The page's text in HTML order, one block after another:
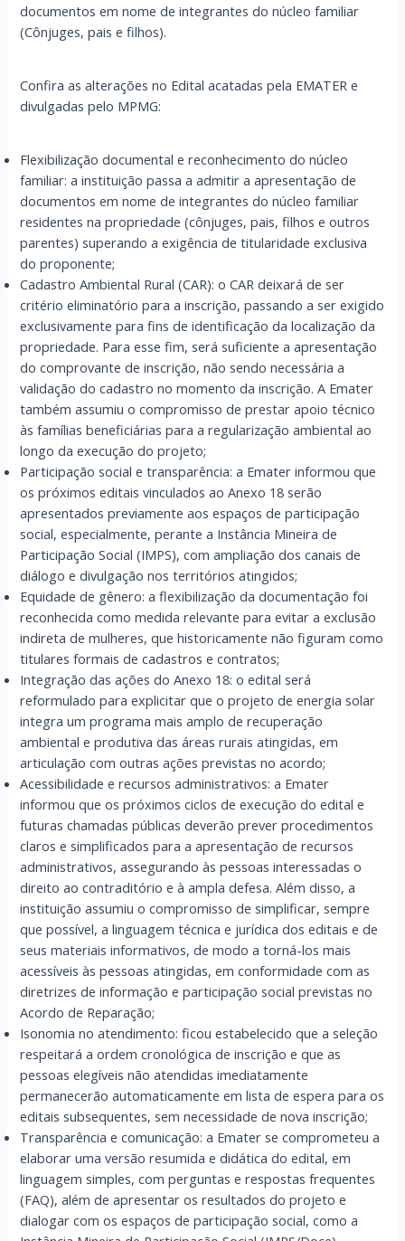
documentos em nome de integrantes do núcleo familiar
(Cônjuges, pais e filhos).
Confira as alterações no Edital acatadas pela EMATER e
divulgadas pelo MPMG:
Flexibilização documental e reconhecimento do núcleo
familiar: a instituição passa a admitir a apresentação de
documentos em nome de integrantes do núcleo familiar
residentes na propriedade (cônjuges, pais, filhos e outros
parentes) superando a exigência de titularidade exclusiva
do proponente;
Cadastro Ambiental Rural (CAR): o CAR deixará de ser
critério eliminatório para a inscrição, passando a ser exigido
exclusivamente para fins de identificação da localização da
propriedade. Para esse fim, será suficiente a apresentação
do comprovante de inscrição, não sendo necessária a
validação do cadastro no momento da inscrição. A Emater
também assumiu o compromisso de prestar apoio técnico
às famílias beneficiárias para a regularização ambiental ao
longo da execução do projeto;
Participação social e transparência: a Emater informou que
os próximos editais vinculados ao Anexo 18 serão
apresentados previamente aos espaços de participação
social, especialmente, perante a Instância Mineira de
Participação Social (IMPS), com ampliação dos canais de
diálogo e divulgação nos territórios atingidos;
Equidade de gênero: a flexibilização da documentação foi
reconhecida como medida relevante para evitar a exclusão
indireta de mulheres, que historicamente não figuram como
titulares formais de cadastros e contratos;
Integração das ações do Anexo 18: o edital será
reformulado para explicitar que o projeto de energia solar
integra um programa mais amplo de recuperação
ambiental e produtiva das áreas rurais atingidas, em
articulação com outras ações previstas no acordo;
Acessibilidade e recursos administrativos: a Emater
informou que os próximos ciclos de execução do edital e
futuras chamadas públicas deverão prever procedimentos
claros e simplificados para a apresentação de recursos
administrativos, assegurando às pessoas interessadas o
direito ao contraditório e à ampla defesa. Além disso, a
instituição assumiu o compromisso de simplificar, sempre
que possível, a linguagem técnica e jurídica dos editais e de
seus materiais informativos, de modo a torná-los mais
acessíveis às pessoas atingidas, em conformidade com as
diretrizes de informação e participação social previstas no
Acordo de Reparação;
Isonomia no atendimento: ficou estabelecido que a seleção
respeitará a ordem cronológica de inscrição e que as
pessoas elegíveis não atendidas imediatamente
permanecerão automaticamente em lista de espera para os
editais subsequentes, sem necessidade de nova inscrição;
Transparência e comunicação: a Emater se comprometeu a
elaborar uma versão resumida e didática do edital, em
linguagem simples, com perguntas e respostas frequentes
(FAQ), além de apresentar os resultados do projeto e
dialogar com os espaços de participação social, como a